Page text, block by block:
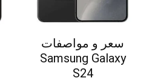
سعر و مواصفات
Samsung Galaxy
S24